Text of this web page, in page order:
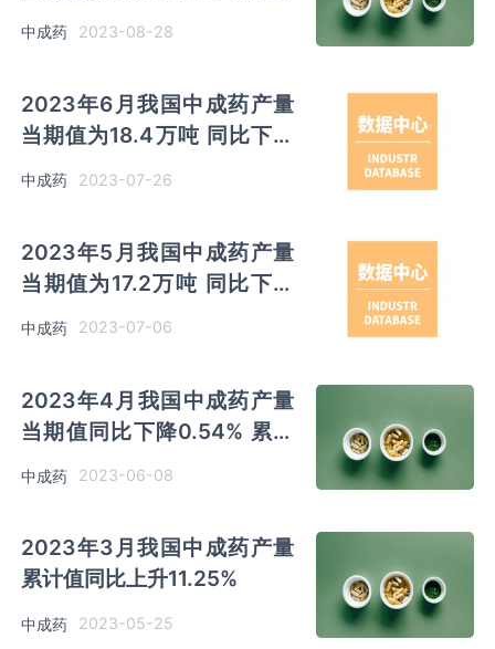
降16.76%
中成药 2023-08-28
2023年6月我国中成药产量
当期值为18.4万吨 同比下降
13.21%
中成药 2023-07-26
2023年5月我国中成药产量
当期值为17.2万吨 同比下降
15.69%
中成药 2023-07-06
2023年4月我国中成药产量
当期值同比下降0.54% 累计
中成药 2023-06-08
2023年3月我国中成药产量
累计值同比上升11.25%
中成药 2023-05-25